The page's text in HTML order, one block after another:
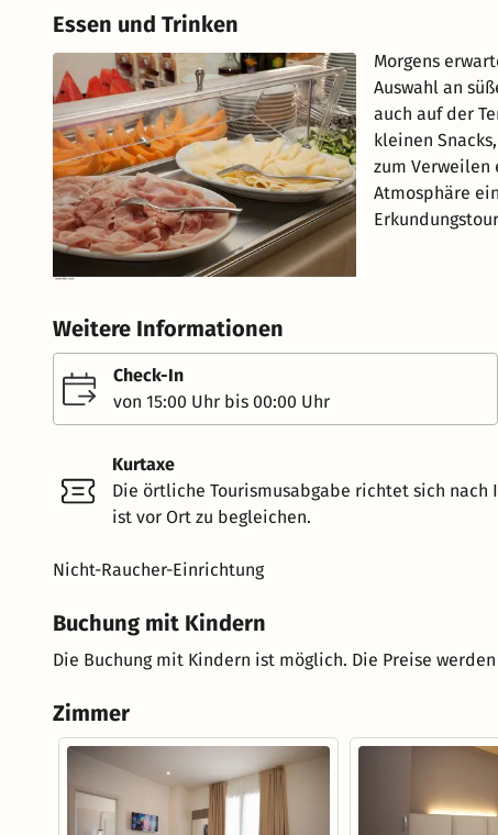
Essen und Trinken
Morgens
Auswahl an
auch auf der
kleinen
zum Verweilen
Atmosphäre
Weitere Informationen
Check-In
von 15:00 Uhr bis 00:00 Uhr
Kurtaxe
Die örtliche Tourismusabgabe richtet sich
ist vor Ort zu begleichen.
Nicht-Raucher-Einrichtung
Buchung mit Kindern
Die Buchung mit Kindern ist möglich. Die Preise
Zimmer